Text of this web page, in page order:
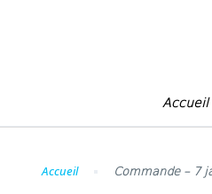
Accueil
Accueil Commande – 7